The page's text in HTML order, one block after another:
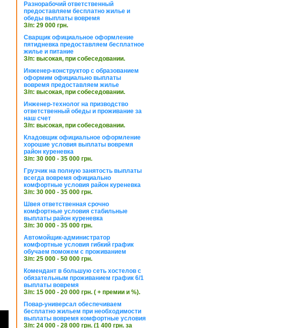
Разнорабочий ответственный
предоставляем бесплатно жилье и
обеды выплаты вовремя
З/п: 29 000 грн.
Сварщик официальное оформление
пятидневка предоставляем бесплатное
жилье и питание
З/п: высокая, при собеседовании.
Инженер-конструктор с образованием
оформим официально выплаты
вовремя предоставляем жилье
З/п: высокая, при собеседовании.
Инженер-технолог на призводство
ответственный обеды и проживание за
наш счет
З/п: высокая, при собеседовании.
Кладовщик официальное оформление
хорошие условия выплаты вовремя
район куреневка
З/п: 30 000 - 35 000 грн.
Грузчик на полную занятость выплаты
всегда вовремя официально
комфортные условия район куреневка
З/п: 30 000 - 35 000 грн.
Швея ответственная срочно
комфортные условия стабильные
выплаты район куреневка
З/п: 30 000 - 35 000 грн.
Автомойщик-администратор
комфортные условия гибкий график
обучаем поможем с проживанием
З/п: 25 000 - 50 000 грн.
Комендант в большую сеть хостелов с
обязательным проживанием график 6/1
выплаты вовремя
З/п: 15 000 - 20 000 грн. ( + премии и %).
Повар-универсал обеспечиваем
бесплатно жильем при необходимости
выплаты вовремя комфортные условия
З/п: 24 000 - 28 000 грн. (1 400 грн. за